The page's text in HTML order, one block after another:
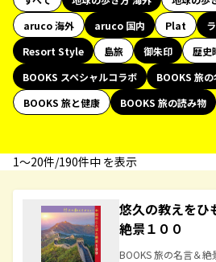
aruco 海外
aruco 国内 Plat
Resort Style
島旅 御朱印 歴史
BOOKS スペシャルコラボ
BOOKS 旅
BOOKS 旅と健康
BOOKS 旅の読み物
1〜20件/190件中 を表示
悠久の教えをひ
絶景１００
BOOKS 旅の名言＆絶